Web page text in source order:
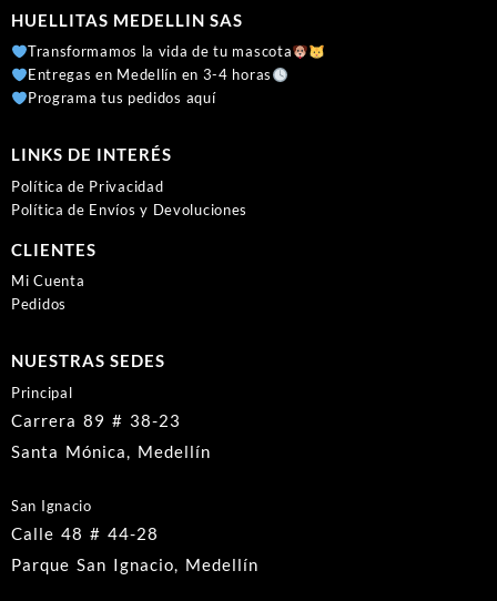
HUELLITAS MEDELLIN SAS
Transformamos la vida de tu mascota
Entregas en Medellín en 3-4 horas
Programa tus pedidos aquí
LINKS DE INTERÉS
Política de Privacidad
Política de Envíos y Devoluciones
CLIENTES
Mi Cuenta
Pedidos
NUESTRAS SEDES
Principal
Carrera 89 # 38-23
Santa Mónica, Medellín
San Ignacio
Calle 48 # 44-28
Parque San Ignacio, Medellín